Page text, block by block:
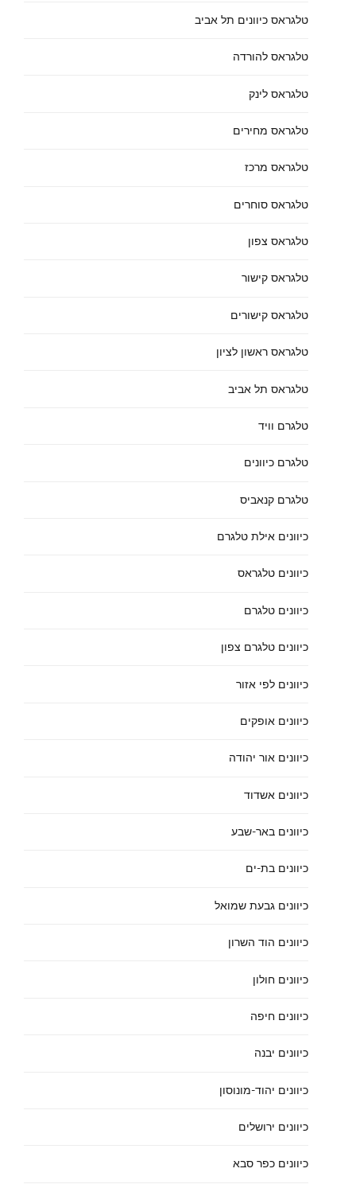
טלגראס כיוונים תל אביב
טלגראס להורדה
טלגראס לינק
טלגראס מחירים
טלגראס מרכז
טלגראס סוחרים
טלגראס צפון
טלגראס קישור
טלגראס קישורים
טלגראס ראשון לציון
טלגראס תל אביב
טלגרם וויד
טלגרם כיוונים
טלגרם קנאביס
כיוונים אילת טלגרם
כיוונים טלגראס
כיוונים טלגרם
כיוונים טלגרם צפון
כיוונים לפי אזור
כיוונים אופקים
כיוונים אור יהודה
כיוונים אשדוד
כיוונים באר-שבע
כיוונים בת-ים
כיוונים גבעת שמואל
כיוונים הוד השרון
כיוונים חולון
כיוונים חיפה
כיוונים יבנה
כיוונים יהוד-מונוסון
כיוונים ירושלים
כיוונים כפר סבא